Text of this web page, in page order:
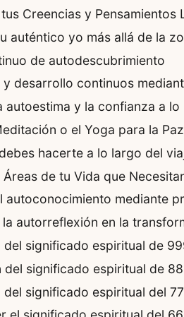
Creencias y Pensamientos
auténtico yo más allá de la
de autodescubrimiento
y desarrollo continuos
autoestima y la confianza a
o el Yoga para la
hacerte a lo largo del
de tu Vida que
autoconocimiento mediante
la autorreflexión en la
del significado espiritual de
del significado espiritual de
significado espiritual del